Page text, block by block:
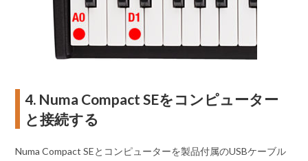
4. Numa Compact SEをコンピューター
と接続する
Numa Compact SEとコンピューターを製品付属のUSBケーブル